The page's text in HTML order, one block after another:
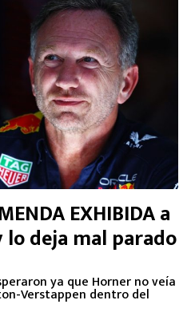
EXHIBIDA a
deja mal parado
ya que Horner no veía
Verstappen dentro del